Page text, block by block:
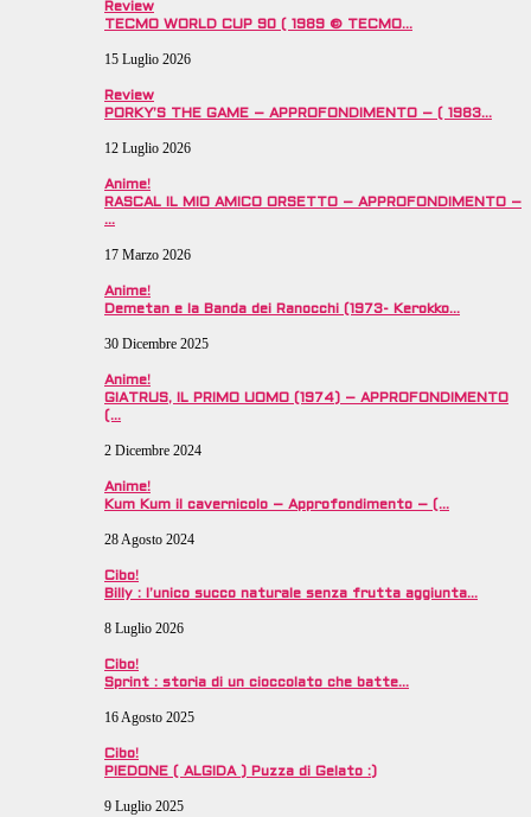
Review
TECMO WORLD CUP 90 ( 1989 © TECMO…
15 Luglio 2026
Review
PORKY’S THE GAME – APPROFONDIMENTO – ( 1983…
12 Luglio 2026
Anime!
RASCAL IL MIO AMICO ORSETTO – APPROFONDIMENTO –
…
17 Marzo 2026
Anime!
Demetan e la Banda dei Ranocchi (1973- Kerokko…
30 Dicembre 2025
Anime!
GIATRUS, IL PRIMO UOMO (1974) – APPROFONDIMENTO
(…
2 Dicembre 2024
Anime!
Kum Kum il cavernicolo – Approfondimento – (…
28 Agosto 2024
Cibo!
Billy : l’unico succo naturale senza frutta aggiunta…
8 Luglio 2026
Cibo!
Sprint : storia di un cioccolato che batte…
16 Agosto 2025
Cibo!
PIEDONE ( ALGIDA ) Puzza di Gelato :)
9 Luglio 2025